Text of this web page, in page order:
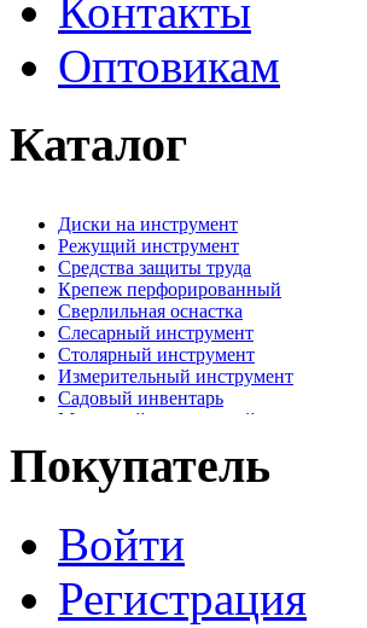
Контакты
Оптовикам
Каталог
Диски на инструмент
Режущий инструмент
Средства защиты труда
Крепеж перфорированный
Сверлильная оснастка
Слесарный инструмент
Столярный инструмент
Измерительный инструмент
Садовый инвентарь
Малярный, отделочный инструмент
Наждачная бумага
Хозтовары
Электрика, осветительное
Пена и герметики
Автомобильный инструмент
Сварочное оборудование
Силовое оборудование
Покупатель
Войти
Регистрация